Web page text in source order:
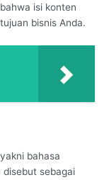
isi konten
bisnis Anda.
bahasa
disebut sebagai